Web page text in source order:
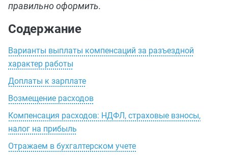
правильно оформить.
Содержание
Варианты выплаты компенсаций за разъездной
характер работы
Доплаты к зарплате
Возмещение расходов
Компенсация расходов: НДФЛ, страховые взносы,
налог на прибыль
Отражаем в бухгалтерском учете